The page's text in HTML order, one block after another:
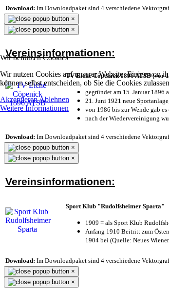
Wir benutzen Cookies
Wir nutzen Cookies auf unserer Website. Einige von
können selbst entscheiden, ob Sie die Cookies
AkzeptierenAblehnen
Weitere Informationen
Download: Im Downloadpaket sind 4 verschiedene
×
×
Vereinsinformationen:
TV Eiche Cöpenick 1896 ATSB (vor
gegründet am 15. Januar
21. Juni 1921 neue
von 1986 bis zur Wende gab
nach der Wiedervereinigung
Download: Im Downloadpaket sind 4 verschiedene
×
×
Vereinsinformationen:
Sport Klub "Rudolfsheimer Sparta"
1909 = als Sport Klub
Anfang 1910 Beitritt zum
1904 bei (Quelle: Neues
Download: Im Downloadpaket sind 4 verschiedene
×
×